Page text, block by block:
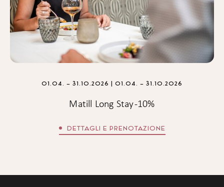
01.04. – 31.10.2026 | 01.04. – 31.10.2026
Matill Long Stay -10%
DETTAGLI E PRENOTAZIONE